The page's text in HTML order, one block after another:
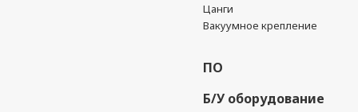
Цанги
Вакуумное крепление
ПО
Б/У оборудование